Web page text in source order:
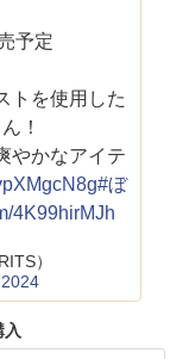
予定
トを使用した
！
やかなアイテ
#ぼ
4K99hirMJh
）